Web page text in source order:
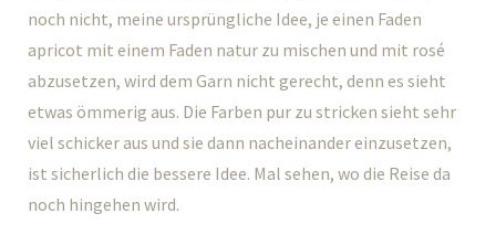
noch nicht, meine ursprüngliche Idee, je einen Faden
apricot mit einem Faden natur zu mischen und mit rosé
abzusetzen, wird dem Garn nicht gerecht, denn es sieht
etwas ömmerig aus. Die Farben pur zu stricken sieht sehr
viel schicker aus und sie dann nacheinander einzusetzen,
ist sicherlich die bessere Idee. Mal sehen, wo die Reise da
noch hingehen wird.